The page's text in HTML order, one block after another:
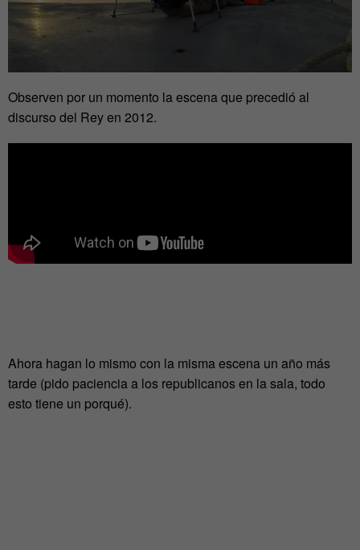
Observen por un momento la escena que precedió al
discurso del Rey en 2012.
Ahora hagan lo mismo con la misma escena un año más
tarde (pido paciencia a los republicanos en la sala, todo
esto tiene un porqué).